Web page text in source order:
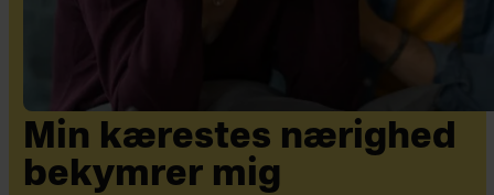
Min kærestes nærighed
bekymrer mig